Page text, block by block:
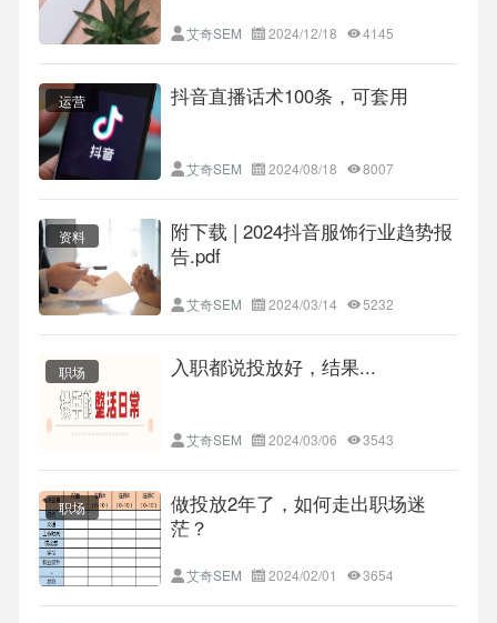
艾奇SEM 2024/12/18 4145
运营 抖音直播话术100条，可套用
艾奇SEM 2024/08/18 8007
资料
附下载 | 2024抖音服饰行业趋势报
告.pdf
艾奇SEM 2024/03/14 5232
职场 入职都说投放好，结果...
艾奇SEM 2024/03/06 3543
职场
做投放2年了，如何走出职场迷
茫？
艾奇SEM 2024/02/01 3654